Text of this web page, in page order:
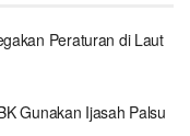
Peraturan di Laut
Gunakan Ijasah Palsu